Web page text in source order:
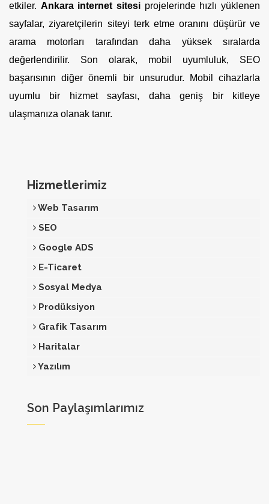
etkiler. Ankara internet sitesi projelerinde hızlı yüklenen
sayfalar, ziyaretçilerin siteyi terk etme oranını düşürür ve
arama motorları tarafından daha yüksek sıralarda
değerlendirilir. Son olarak, mobil uyumluluk, SEO
başarısının diğer önemli bir unsurudur. Mobil cihazlarla
uyumlu bir hizmet sayfası, daha geniş bir kitleye
ulaşmanıza olanak tanır.
Hizmetlerimiz
Web Tasarım
SEO
Google ADS
E-Ticaret
Sosyal Medya
Prodüksiyon
Grafik Tasarım
Haritalar
Yazılım
Son Paylaşımlarımız